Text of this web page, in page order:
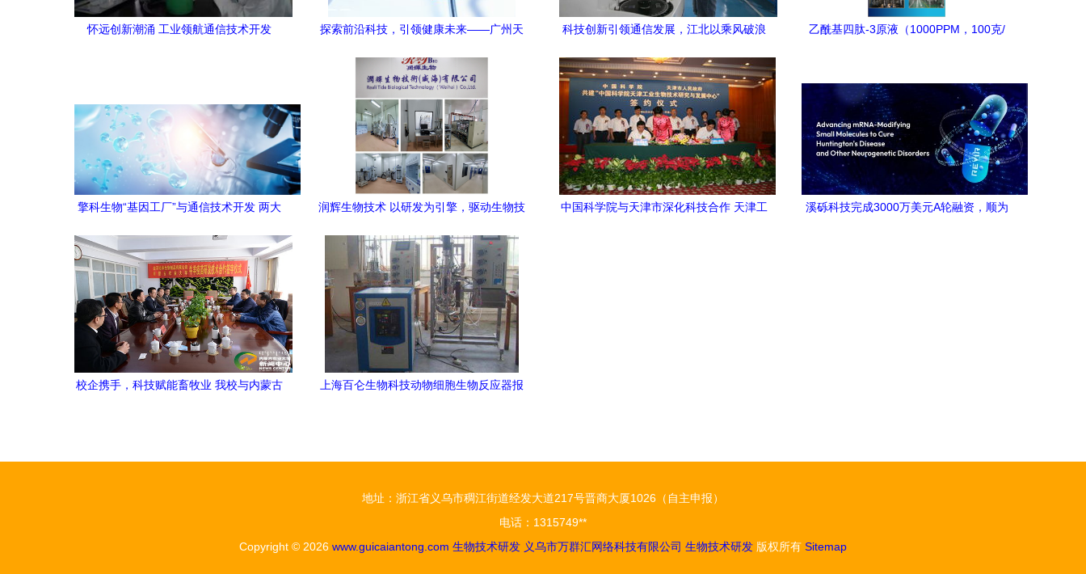
怀远创新潮涌 工业领航通信技术开发
探索前沿科技，引领健康未来——广州天
之路
科技创新引领通信发展，江北以乘风破浪
乙酰基四肽-3原液（1000PPM，100克/
擎科生物“基因工厂”与通信技术开发 两大
润辉生物技术 以研发为引擎，驱动生物技
中国科学院与天津市深化科技合作 天津工
溪砾科技完成3000万美元A轮融资，顺为
校企携手，科技赋能畜牧业 我校与内蒙古
上海百仑生物科技动物细胞生物反应器报
地址：浙江省义乌市稠江街道经发大道217号晋商大厦1026（自主申报）
电话：1315749**
Copyright © 2026 www.guicaiantong.com 生物技术研发 义乌市万群汇网络科技有限公司 生物技术研发 版权所有 Sitemap